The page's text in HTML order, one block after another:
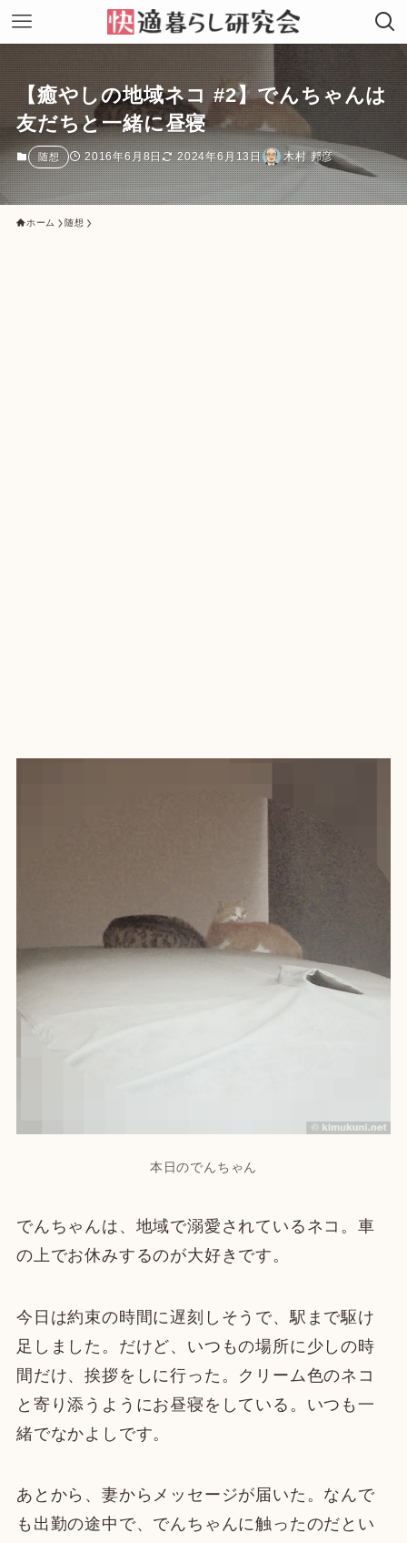
【癒やしの地域ネコ #2】でんちゃんは
友だちと一緒に昼寝
随想 2016年6月8日 2024年6月13日 木村 邦彦
ホーム 随想
本日のでんちゃん
でんちゃんは、地域で溺愛されているネコ。車
の上でお休みするのが大好きです。
今日は約束の時間に遅刻しそうで、駅まで駆け
足しました。だけど、いつもの場所に少しの時
間だけ、挨拶をしに行った。クリーム色のネコ
と寄り添うようにお昼寝をしている。いつも一
緒でなかよしです。
あとから、妻からメッセージが届いた。なんで
も出勤の途中で、でんちゃんに触ったのだとい